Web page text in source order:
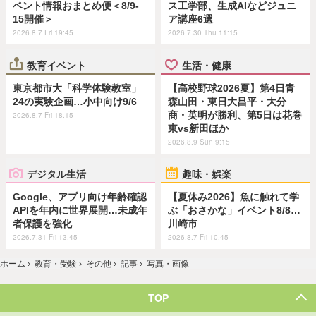
ベント情報おまとめ便＜8/9-
15開催＞
2026.8.7 Fri 19:45
ス工学部、生成AIなどジュニ
ア講座6選
2026.7.30 Thu 11:15
教育イベント
東京都市大「科学体験教室」
24の実験企画…小中向け9/6
2026.8.7 Fri 18:15
生活・健康
【高校野球2026夏】第4日青
森山田・東日大昌平・大分
商・英明が勝利、第5日は花巻
東vs新田ほか
2026.8.9 Sun 9:15
デジタル生活
Google、アプリ向け年齢確認
APIを年内に世界展開…未成年
者保護を強化
2026.7.31 Fri 13:45
趣味・娯楽
【夏休み2026】魚に触れて学
ぶ「おさかな」イベント8/8…
川崎市
2026.8.7 Fri 10:45
ホーム › 教育・受験 › その他 › 記事 › 写真・画像
TOP